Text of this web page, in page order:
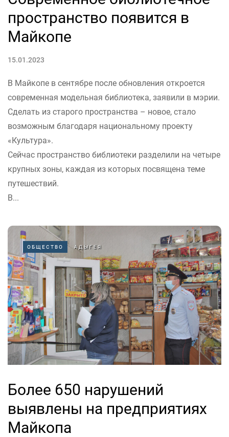
пространство появится в
Майкопе
15.01.2023
В Майкопе в сентябре после обновления откроется
современная модельная библиотека, заявили в мэрии.
Сделать из старого пространства – новое, стало
возможным благодаря национальному проекту
«Культура».
Сейчас пространство библиотеки разделили на четыре
крупных зоны, каждая из которых посвящена теме
путешествий.
В...
ОБЩЕСТВО АДЫГЕЯ
Более 650 нарушений
выявлены на предприятиях
Майкопа